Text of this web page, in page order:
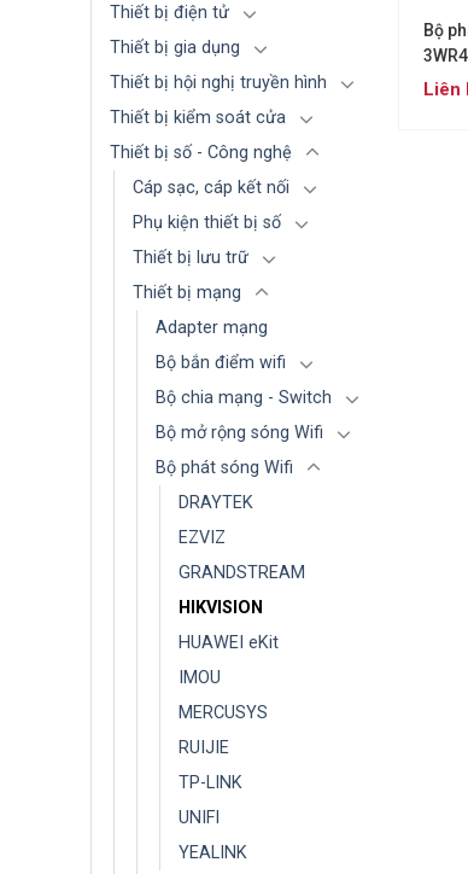
Thiết bị điện tử
Thiết bị gia dụng
Thiết bị hội nghị truyền hình
Thiết bị kiểm soát cửa
Thiết bị số - Công nghệ
Cáp sạc, cáp kết nối
Phụ kiện thiết bị số
Thiết bị lưu trữ
Thiết bị mạng
Adapter mạng
Bộ bắn điểm wifi
Bộ chia mạng - Switch
Bộ mở rộng sóng Wifi
Bộ phát sóng Wifi
DRAYTEK
EZVIZ
GRANDSTREAM
HIKVISION
HUAWEI eKit
IMOU
MERCUSYS
RUIJIE
TP-LINK
UNIFI
YEALINK
Bộ
Liên